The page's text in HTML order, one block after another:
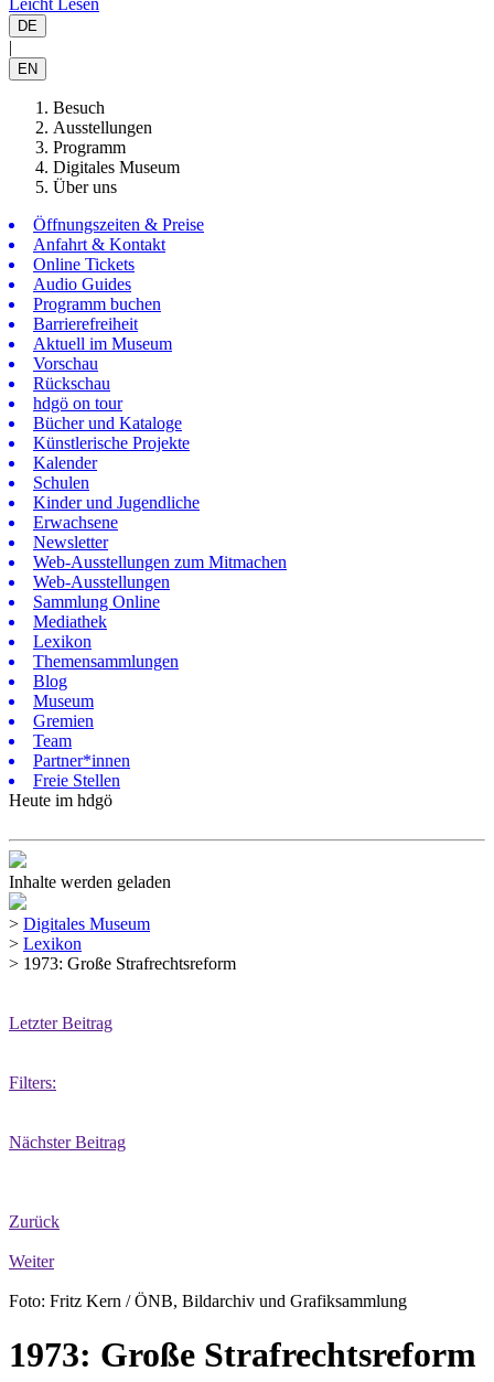
Leicht Lesen
DE
|
EN
Besuch
Ausstellungen
Programm
Digitales Museum
Über uns
Öffnungszeiten & Preise
Anfahrt & Kontakt
Online Tickets
Audio Guides
Programm buchen
Barrierefreiheit
Aktuell im Museum
Vorschau
Rückschau
hdgö on tour
Bücher und Kataloge
Künstlerische Projekte
Kalender
Schulen
Kinder und Jugendliche
Erwachsene
Newsletter
Web-Ausstellungen zum Mitmachen
Web-Ausstellungen
Sammlung Online
Mediathek
Lexikon
Themensammlungen
Blog
Museum
Gremien
Team
Partner*innen
Freie Stellen
Heute im hdgö
Inhalte werden geladen
> Digitales Museum
> Lexikon
> 1973: Große Strafrechtsreform
Letzter Beitrag
Filters:
Nächster Beitrag
Zurück
Weiter
Foto: Fritz Kern / ÖNB, Bildarchiv und Grafiksammlung
1973: Große Strafrechtsreform